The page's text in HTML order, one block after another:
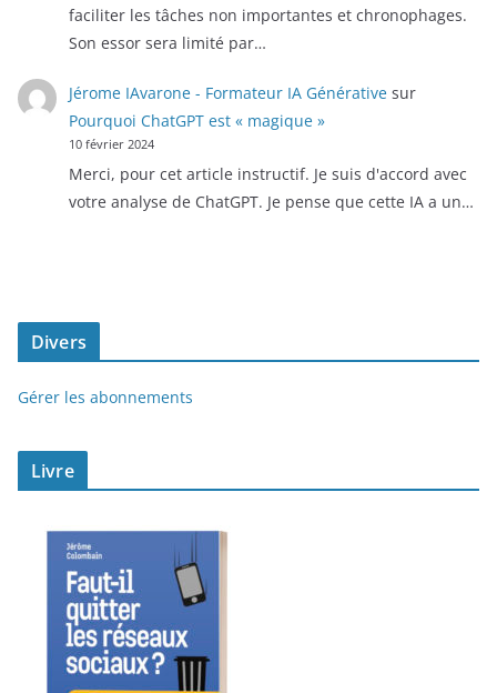
faciliter les tâches non importantes et chronophages.
Son essor sera limité par…
Jérome IAvarone - Formateur IA Générativesur
Pourquoi ChatGPT est « magique »
10 février 2024
Merci, pour cet article instructif. Je suis d'accord avec
votre analyse de ChatGPT. Je pense que cette IA a un…
Divers
Gérer les abonnements
Livre